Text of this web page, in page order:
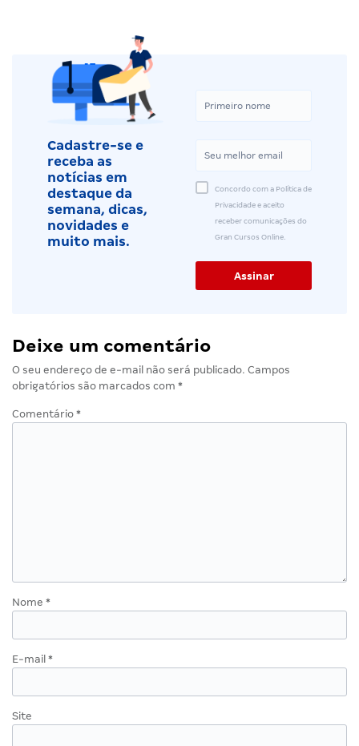
Cadastre-se e
receba as
notícias em
destaque da
semana, dicas,
novidades e
muito mais.
Concordo com a Política de
Privacidade e aceito
receber comunicações do
Gran Cursos Online.
Deixe um comentário
O seu endereço de e-mail não será publicado. Campos
obrigatórios são marcados com *
Comentário *
Nome *
E-mail *
Site